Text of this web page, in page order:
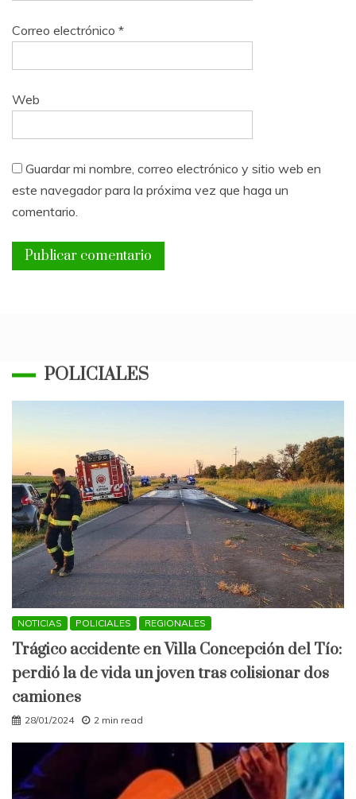
Correo electrónico *
Web
Guardar mi nombre, correo electrónico y sitio web en
este navegador para la próxima vez que haga un
comentario.
POLICIALES
NOTICIAS POLICIALES REGIONALES
Trágico accidente en Villa Concepción del Tío:
perdió la de vida un joven tras colisionar dos
camiones
28/01/2024 2 min read